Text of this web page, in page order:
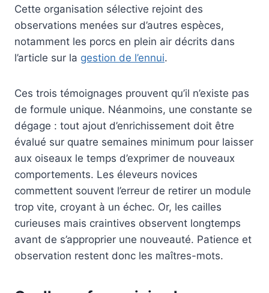
Cette organisation sélective rejoint des
observations menées sur d’autres espèces,
notamment les porcs en plein air décrits dans
l’article sur la gestion de l’ennui.
Ces trois témoignages prouvent qu’il n’existe pas
de formule unique. Néanmoins, une constante se
dégage : tout ajout d’enrichissement doit être
évalué sur quatre semaines minimum pour laisser
aux oiseaux le temps d’exprimer de nouveaux
comportements. Les éleveurs novices
commettent souvent l’erreur de retirer un module
trop vite, croyant à un échec. Or, les cailles
curieuses mais craintives observent longtemps
avant de s’approprier une nouveauté. Patience et
observation restent donc les maîtres-mots.